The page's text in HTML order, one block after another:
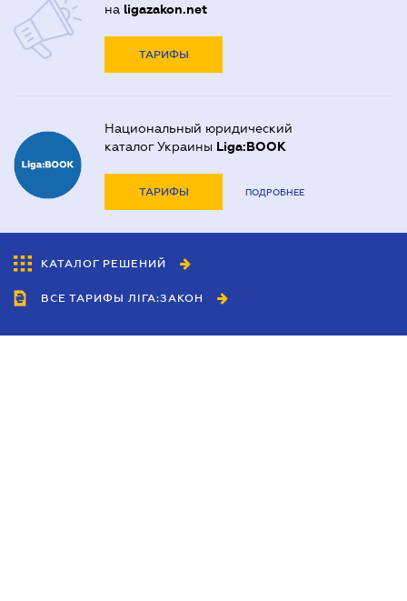
на ligazakon.net
ТАРИФЫ
Национальный юридический
каталог Украины Liga:BOOK
ТАРИФЫ ПОДРОБНЕЕ
КАТАЛОГ РЕШЕНИЙ
ВСЕ ТАРИФЫ ЛІГА:ЗАКОН